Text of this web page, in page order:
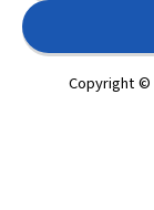
Copyright ©